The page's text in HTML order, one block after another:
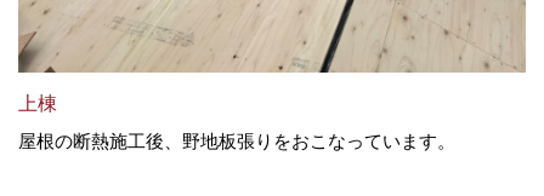
上棟
屋根の断熱施工後、野地板張りをおこなっています。